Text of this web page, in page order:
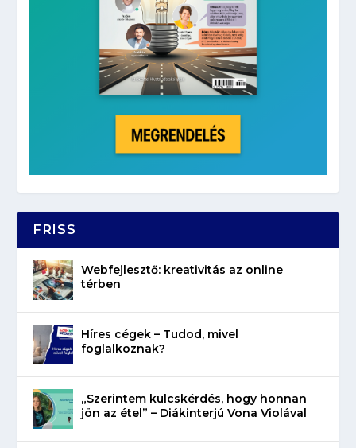
FRISS
Webfejlesztő: kreativitás az online
térben
Híres cégek – Tudod, mivel
foglalkoznak?
„Szerintem kulcskérdés, hogy honnan
jön az étel” – Diákinterjú Vona Violával